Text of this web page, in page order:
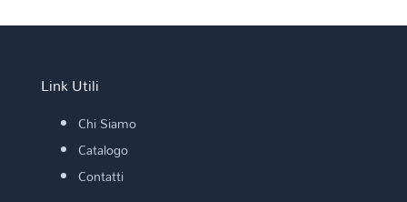
Link Utili
Chi Siamo
Catalogo
Contatti